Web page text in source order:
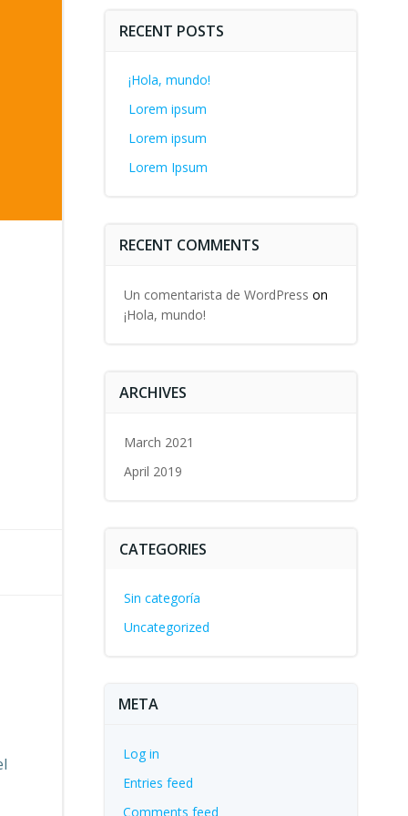
RECENT POSTS
¡Hola, mundo!
Lorem ipsum
Lorem ipsum
Lorem Ipsum
RECENT COMMENTS
Un comentarista de WordPress on
¡Hola, mundo!
ARCHIVES
March 2021
April 2019
CATEGORIES
Sin categoría
Uncategorized
META
Log in
Entries feed
Comments feed